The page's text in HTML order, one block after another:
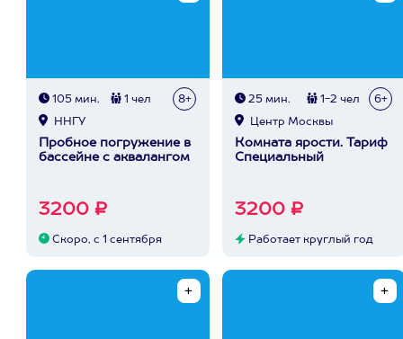
105 мин. 1 чел 8+
ННГУ
Пробное погружение в
бассейне с аквалангом
3200 ₽
Скоро, с 1 сентября
25 мин. 1-2 чел 6+
Центр Москвы
Комната ярости. Тариф
Специальный
3200 ₽
Работает круглый год